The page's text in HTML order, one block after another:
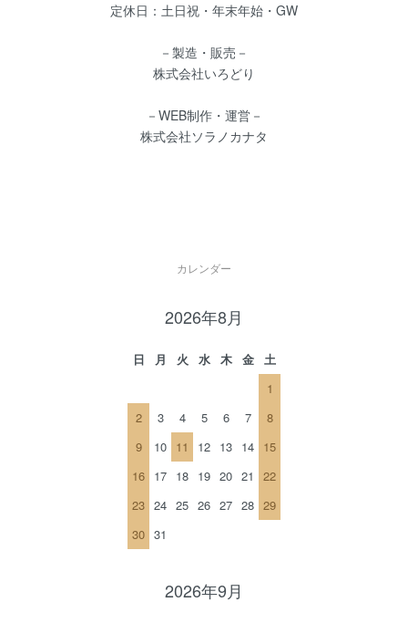
定休日：土日祝・年末年始・GW
－製造・販売－
株式会社いろどり
－WEB制作・運営－
株式会社ソラノカナタ
カレンダー
2026年8月
日 月 火 水 木 金
土
1
2
3 4 5 6 7
8
9
10 11 12 13 14 15
16 17 18 19 20 21
22
23 24 25 26 27 28 29
30 31
2026年9月